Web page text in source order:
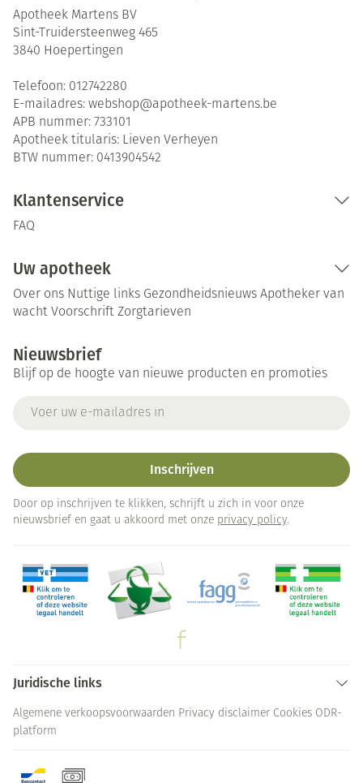
Apotheek Martens BV
Sint-Truidersteenweg 465
3840 Hoepertingen
Telefoon: 012742280
E-mailadres: webshop@apotheek-martens.be
APB nummer: 733101
Apotheek titularis: Lieven Verheyen
BTW nummer: 0413904542
Klantenservice
FAQ
Uw apotheek
Over ons Nuttige links Gezondheidsnieuws Apotheker van
wacht Voorschrift Zorgtarieven
Nieuwsbrief
Blijf op de hoogte van nieuwe producten en promoties
Inschrijven
Door op inschrijven te klikken, schrijft u zich in voor onze
nieuwsbrief en gaat u akkoord met onze privacy policy.
Juridische links
Algemene verkoopsvoorwaarden Privacy disclaimer Cookies ODR-
platform